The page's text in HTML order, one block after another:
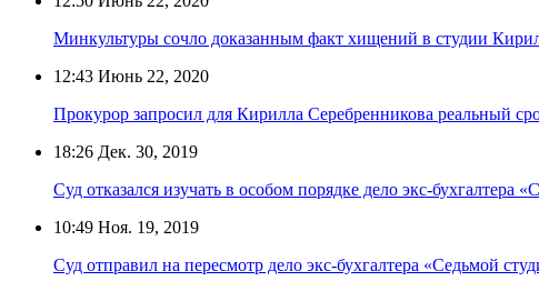
Минкультуры сочло доказанным факт хищений в студии
12:43 Июнь 22, 2020
Прокурор запросил для Кирилла Серебренникова реальный
18:26 Дек. 30, 2019
Суд отказался изучать в особом порядке дело экс-бухгалтера
10:49 Ноя. 19, 2019
Суд отправил на пересмотр дело экс-бухгалтера «Седьмой